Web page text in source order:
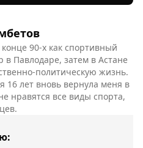
90-х как спортивный
в Павлодаре, затем в Астане
политическую жизнь.
16 лет вновь вернула меня в
нравятся все виды спорта,